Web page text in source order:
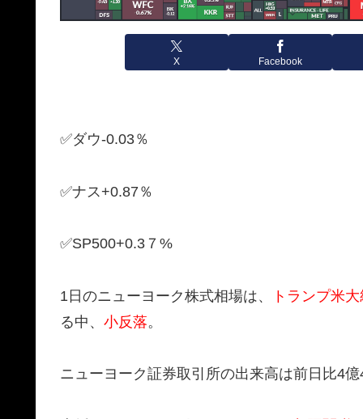
X Facebook
✅ダウ-0.03％
✅ナス+0.87％
✅SP500+0.3７%
1日のニューヨーク株式相場は、
トランプ米
る中、 小反落。
ニューヨーク証券取引所の出来高は前日比4